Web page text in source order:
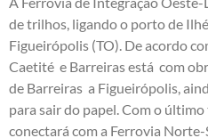
de trilhos, ligando o porto de
Figueirópolis (TO). De acordo
Caetité e Barreiras está com
de Barreiras a Figueirópolis,
para sair do papel. Com o
conectará com a Ferrovia